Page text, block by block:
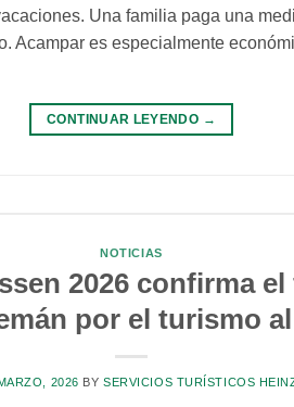
Una familia paga una
Acampar es especialmente
CONTINUAR LEYENDO →
NOTICIAS
2026 confirma
por el turismo
2026 BYSERVICIOS TURÍSTICOS